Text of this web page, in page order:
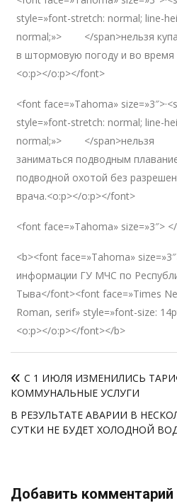
style=»font-stretch: normal; line-
normal;»> </span>нельзя
в штормовую погоду и во время
<o:p></o:p></font>
<font face=»Tahoma»
style=»font-stretch: normal; line-
normal;»> </span>нельзя
заниматься подводным
подводной охотой без
врача.<o:p></o:p></font>
<font face=»Tahoma» size=»3″>
<b><font face=»Tahoma»
информации ГУ МЧС по
Тыва</font><font face=»Times
Roman, serif» style=»font-size:
<o:p></o:p></font></b>
по
записям
С 1 ИЮЛЯ ИЗМЕНИЛИСЬ
КОММУНАЛЬНЫЕ УСЛУГИ
В РЕЗУЛЬТАТЕ АВАРИИ В
СУТКИ НЕ БУДЕТ ХОЛОДНОЙ
Добавить комментарий